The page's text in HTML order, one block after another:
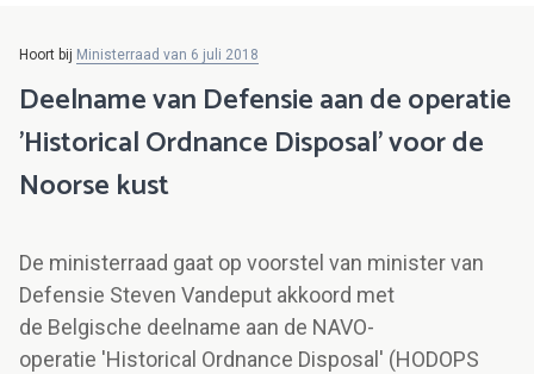
Hoort bij Ministerraad van 6 juli 2018
Deelname van Defensie aan de operatie
'Historical Ordnance Disposal' voor de
Noorse kust
De ministerraad gaat op voorstel van minister van
Defensie Steven Vandeput akkoord met
de Belgische deelname aan de NAVO-
operatie 'Historical Ordnance Disposal' (HODOPS